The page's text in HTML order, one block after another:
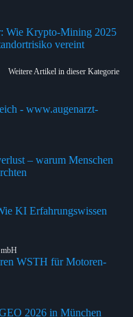
Wie Krypto-Mining 2025
vereint
Weitere Artikel in dieser Kategorie
- www.augenarzt-
– warum Menschen
KI Erfahrungswissen
WSTH für Motoren-
2026 in München